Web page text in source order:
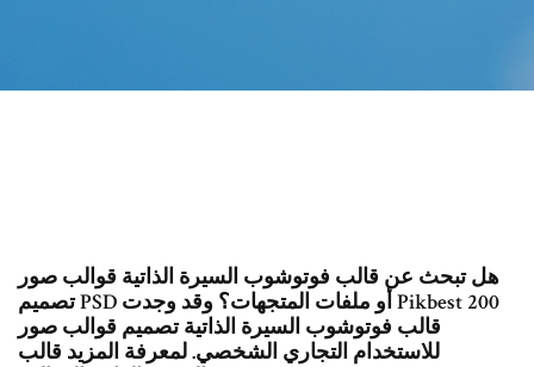
هل تبحث عن قالب فوتوشوب السيرة الذاتية قوالب صور
تصميم PSD أو ملفات المتجهات؟ وقد وجدت Pikbest 200
قالب فوتوشوب السيرة الذاتية تصميم قوالب صور
للاستخدام التجاري الشخصي. لمعرفة المزيد قالب